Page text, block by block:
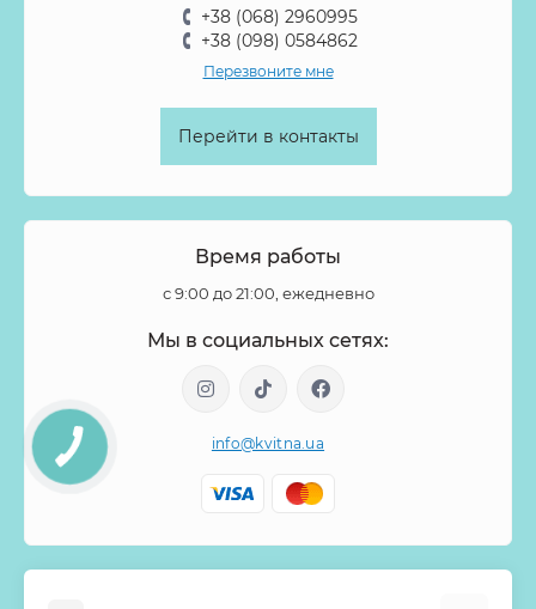
+38 (068) 2960995
+38 (098) 0584862
Перезвоните мне
Перейти в контакты
Время работы
с 9:00 до 21:00, ежедневно
Мы в социальных сетях:
info@kvitna.ua